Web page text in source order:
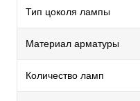
Тип цоколя лампы
Материал арматуры
Количество ламп